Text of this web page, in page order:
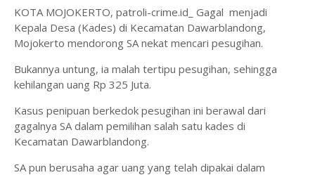
KOTA MOJOKERTO, patroli-crime.id_ Gagal menjadi
Kepala Desa (Kades) di Kecamatan Dawarblandong,
Mojokerto mendorong SA nekat mencari pesugihan.
Bukannya untung, ia malah tertipu pesugihan, sehingga
kehilangan uang Rp 325 Juta.
Kasus penipuan berkedok pesugihan ini berawal dari
gagalnya SA dalam pemilihan salah satu kades di
Kecamatan Dawarblandong.
SA pun berusaha agar uang yang telah dipakai dalam